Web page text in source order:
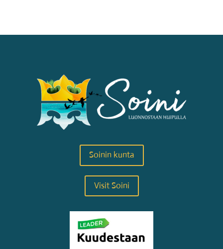
Soinin kunta
Visit Soini